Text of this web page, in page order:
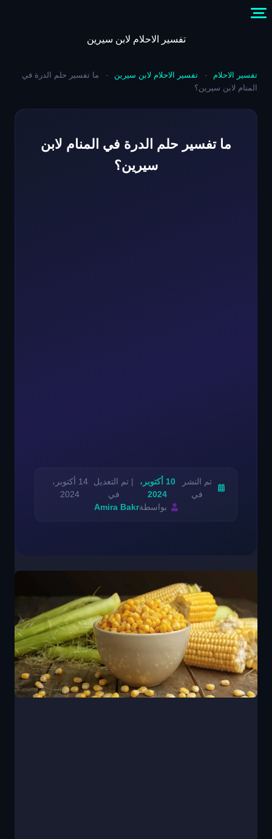
content
تفسير الاحلام لابن سيرين
تفسير الاحلام - تفسير الاحلام لابن سيرين -
ما تفسير حلم الدرة في
المنام لابن سيرين؟
ما تفسير حلم الدرة في المنام لابن
سيرين؟
تم النشر
في
10 أكتوبر،
2024
| تم التعديل
في
14 أكتوبر،
2024
بواسطةAmira Bakr